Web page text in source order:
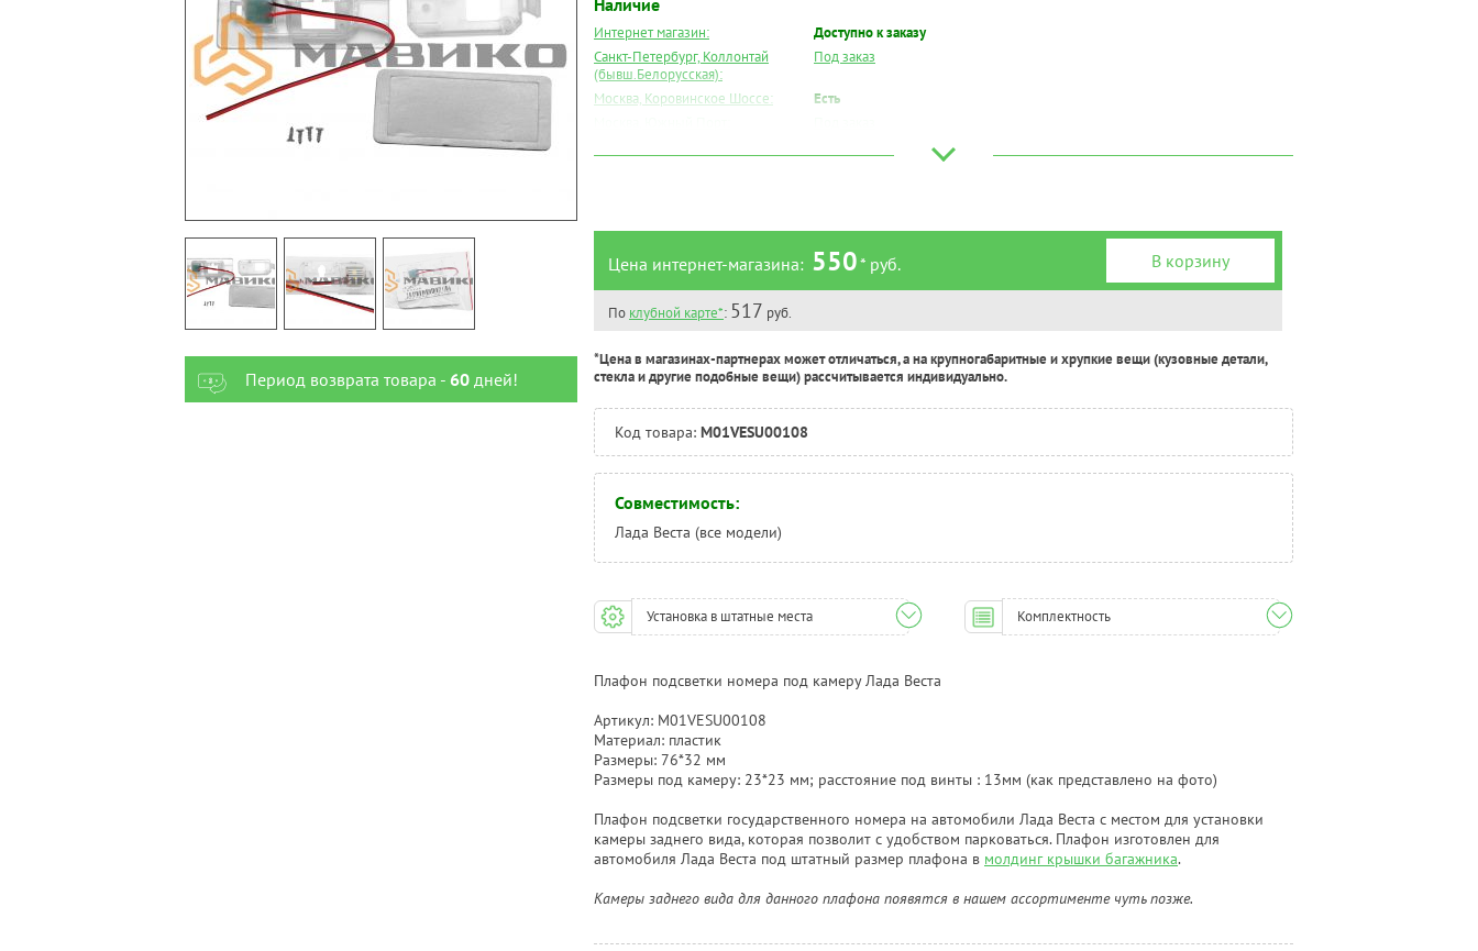
Период возврата товара - 60дней!
Наличие
Интернет магазин:
Доступно к заказу
Санкт-Петербург, Коллонтай
(бывш.Белорусская):
Под заказ
Москва, Коровинское Шоссе:
Есть
Тюмень:
Под заказ
Челябинск:
Под заказ
Цена интернет-магазина: 550* руб. В корзину
По клубной карте*: 517 руб.
*Цена в магазинах-партнерах может отличаться, а на крупногабаритные и хрупкие вещи (кузовные детали,
стекла и другие подобные вещи) рассчитывается индивидуально.
Код товара: M01VESU00108
Совместимость:
Лада Веста (все модели)
Установка в штатные места Комплектность
Плафон подсветки номера под камеру Лада Веста
Артикул: M01VESU00108
Материал: пластик
Размеры: 76*32 мм
Размеры под камеру: 23*23 мм; расстояние под винты : 13мм (как представлено на фото)
Плафон подсветки государственного номера на автомобили Лада Веста с местом для установки
камеры заднего вида, которая позволит с удобством парковаться. Плафон изготовлен для
автомобиля Лада Веста под штатный размер плафона в молдинг крышки багажника.
Камеры заднего вида для данного плафона появятся в нашем ассортименте чуть позже.